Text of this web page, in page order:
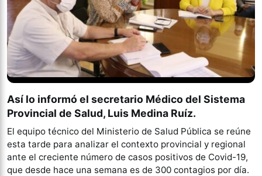
Así lo informó el secretario Médico del Sistema
Provincial de Salud, Luis Medina Ruíz.
El equipo técnico del Ministerio de Salud Pública se reúne
esta tarde para analizar el contexto provincial y regional
ante el creciente número de casos positivos de Covid-19,
que desde hace una semana es de 300 contagios por día.